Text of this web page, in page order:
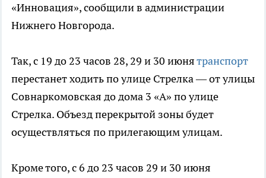
«Инновация», сообщили в администрации
Нижнего Новгорода.
Так, с 19 до 23 часов 28, 29 и 30 июнятранспорт
перестанет ходить по улице Стрелка — от улицы
Совнаркомовская до дома 3 «А» по улице
Стрелка. Объезд перекрытой зоны будет
осуществляться по прилегающим улицам.
Кроме того, с 6 до 23 часов 29 и 30 июня